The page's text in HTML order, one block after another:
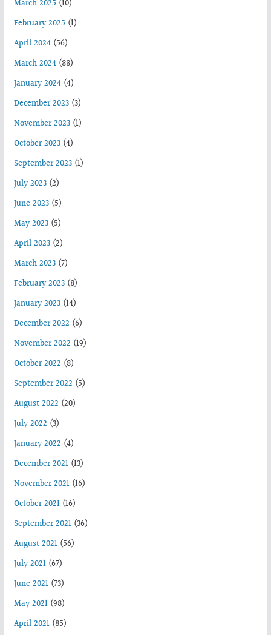
March 2025 (10)
February 2025 (1)
April 2024(56)
March 2024(88)
January 2024(4)
December 2023(3)
November 2023(1)
October 2023(4)
September 2023(1)
July 2023(2)
June 2023(5)
May 2023(5)
April 2023(2)
March 2023(7)
February 2023(8)
January 2023(14)
December 2022 (6)
November 2022 (19)
October 2022 (8)
September 2022 (5)
August 2022 (20)
July 2022 (3)
January 2022 (4)
December 2021(13)
November 2021(16)
October 2021(16)
September 2021(36)
August 2021(56)
July 2021(67)
June 2021(73)
May 2021(98)
April 2021(85)